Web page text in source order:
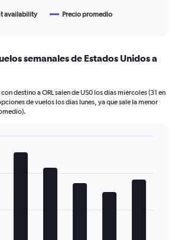
availability Precio promedio
semanales de Estados Unidos a
destino a ORL salen de US0 los días miércoles (31 en
de vuelos los días lunes, ya que sale la menor